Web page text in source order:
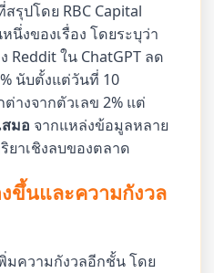
รุปโดย RBC Capital
นึ่งของเรื่อง โดยระบุว่า
Reddit ใน ChatGPT ลด
นับตั้งแต่วันที่ 10
างจากตัวเลข 2% แต่
มอ จากแหล่งข้อมูลหลาย
าเชิงลบของตลาด
ขึ้นและความกังวล
มความกังวลอีกชั้น โดย